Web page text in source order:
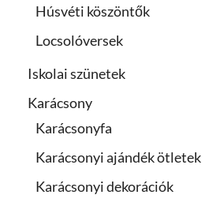
Húsvéti köszöntők
Locsolóversek
Iskolai szünetek
Karácsony
Karácsonyfa
Karácsonyi ajándék ötletek
Karácsonyi dekorációk